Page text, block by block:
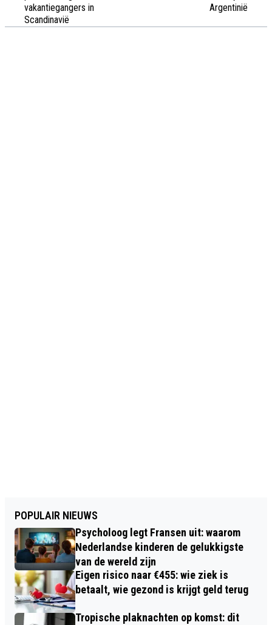
vakantiegangers in
Scandinavië
Argentinië
POPULAIR NIEUWS
Psycholoog legt Fransen uit: waarom
Nederlandse kinderen de gelukkigste
van de wereld zijn
Eigen risico naar €455: wie ziek is
betaalt, wie gezond is krijgt geld terug
Tropische plaknachten op komst: dit